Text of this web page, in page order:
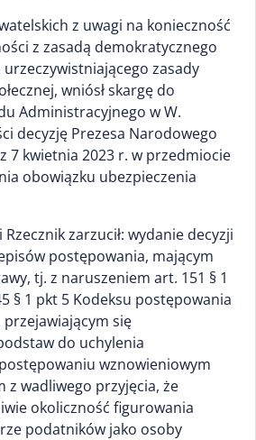
z uwagi na konieczność
z zasadą demokratycznego
zasady
wniósł skargę do
Administracyjnego w W.
decyzję Prezesa Narodowego
7 kwietnia 2023 r. w przedmiocie
obowiązku ubezpieczenia
zarzucił: wydanie decyzji
postępowania, mającym
tj. z naruszeniem art. 151 § 1
§ 1 pkt 5 Kodeksu postępowania
się
do uchylenia
wznowieniowym
z wadliwego przyjęcia, że
okoliczność figurowania
podatników jako osoby